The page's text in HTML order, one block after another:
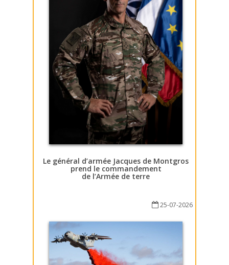
Le général d’armée Jacques de Montgros
prend le commandement
de l’Armée de terre
25-07-2026